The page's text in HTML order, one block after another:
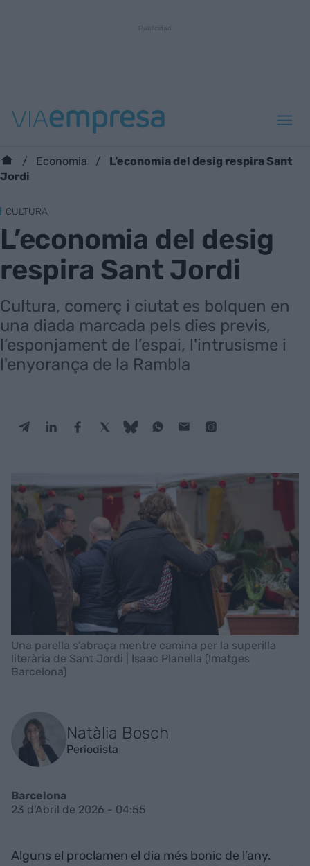
Economia
L’economia del desig respira Sant
Jordi
CULTURA
L’economia del desig
respira Sant Jordi
Cultura, comerç i ciutat es bolquen en
una diada marcada pels dies previs,
l’esponjament de l’espai, l'intrusisme i
l'enyorança de la Rambla
Una parella s’abraça mentre camina per la superilla
literària de Sant Jordi | Isaac Planella (Imatges
Barcelona)
Natàlia Bosch
Periodista
Barcelona
23 d'Abril de 2026 - 04:55
Alguns el proclamen el dia més bonic de l’any.